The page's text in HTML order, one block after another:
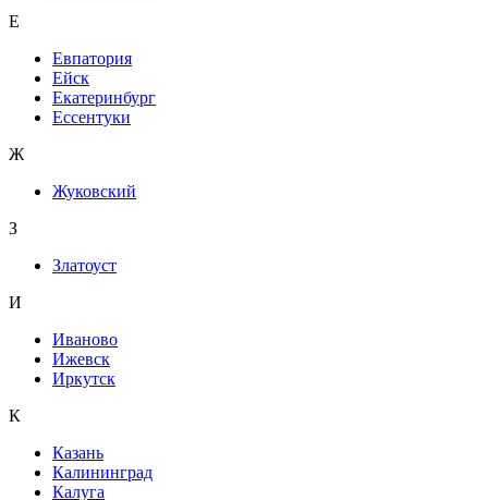
Е
Евпатория
Ейск
Екатеринбург
Ессентуки
Ж
Жуковский
З
Златоуст
И
Иваново
Ижевск
Иркутск
К
Казань
Калининград
Калуга